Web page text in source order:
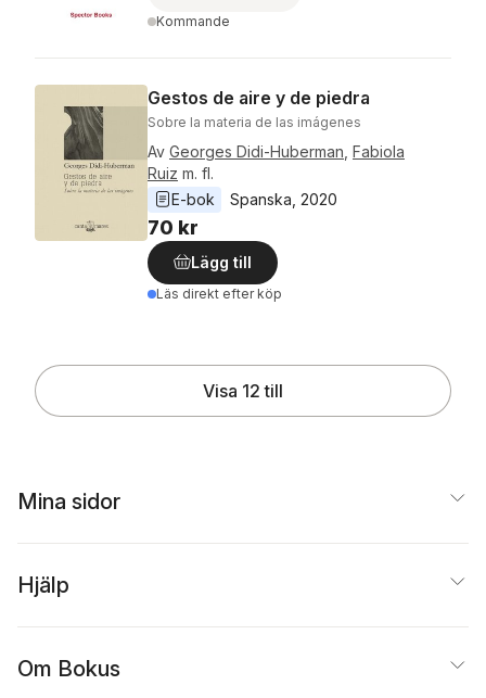
Kommande
Gestos de aire y de piedra
Sobre la materia de las imágenes
Av Georges Didi-Huberman Fabiola
Ruiz m. fl.
E-bok
Spanska 2020
70 kr
Lägg till
Läs direkt efter köp
Visa 12 till
Mina sidor
Hjälp
Om Bokus